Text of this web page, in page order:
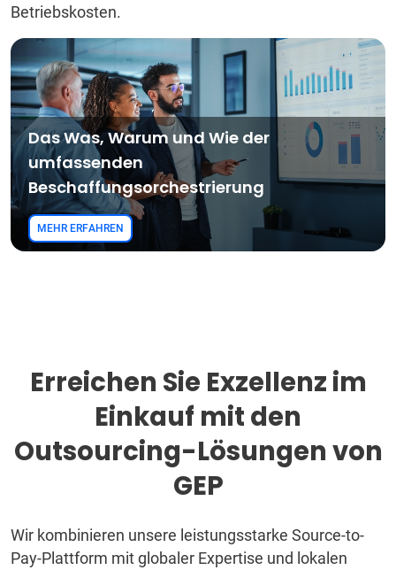
Betriebskosten.
Das Was, Warum und Wie der
umfassenden
Beschaffungsorchestrierung
MEHR ERFAHREN
Erreichen Sie Exzellenz im
Einkauf mit den
Outsourcing-Lösungen von
GEP
Wir kombinieren unsere leistungsstarke Source-to-
Pay-Plattform mit globaler Expertise und lokalen